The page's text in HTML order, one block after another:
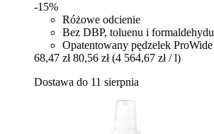
-15%
Różowe odcienie
Bez DBP, toluenu i formaldehydu
Opatentowany pędzelek ProWide
68,47 zł 80,56 zł (4 564,67 zł / l)
Dostawa do 11 sierpnia